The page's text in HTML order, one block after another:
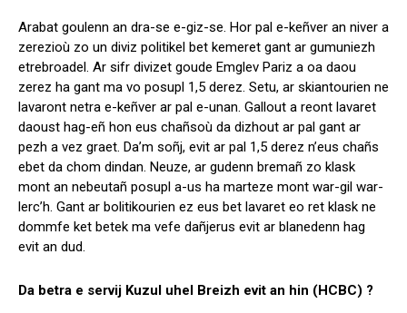
Arabat goulenn an dra-se e-giz-se. Hor pal e-keñver an niver a
zerezioù zo un diviz politikel bet kemeret gant ar gumuniezh
etrebroadel. Ar sifr divizet goude Emglev Pariz a oa daou
zerez ha gant ma vo posupl 1,5 derez. Setu, ar skiantourien ne
lavaront netra e-keñver ar pal e-unan. Gallout a reont lavaret
daoust hag-eñ hon eus chañsoù da dizhout ar pal gant ar
pezh a vez graet. Da’m soñj, evit ar pal 1,5 derez n’eus chañs
ebet da chom dindan. Neuze, ar gudenn bremañ zo klask
mont an nebeutañ posupl a-us ha marteze mont war-gil war-
lerc’h. Gant ar bolitikourien ez eus bet lavaret eo ret klask ne
dommfe ket betek ma vefe dañjerus evit ar blanedenn hag
evit an dud.
Da betra e servij Kuzul uhel Breizh evit an hin (HCBC) ?